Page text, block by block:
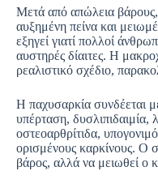
Μετά από απώλεια
αυξημένη πείνα και
εξηγεί γιατί πολλοί
αυστηρές δίαιτες. Η
ρεαλιστικό σχέδιο,
Η παχυσαρκία συνδέεται
υπέρταση, δυσλιπιδαιμία,
οστεοαρθρίτιδα,
ορισμένους καρκίνους. Ο
βάρος, αλλά να μειωθεί ο